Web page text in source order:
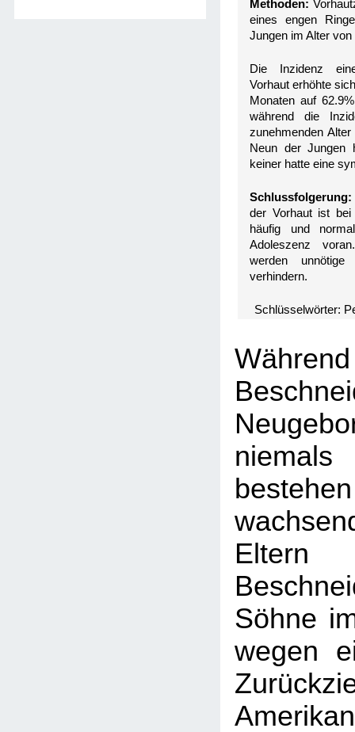
Methoden:
eines engen
Jungen im Alter
Die Inzidenz
Vorhaut erhöhte
Monaten auf
während die
zunehmenden
Neun der Jungen
keiner hatte eine
Schlussfolgerung:
der Vorhaut ist bei
häufig und
Adoleszenz
werden unnötige
verhindern.
Schlüsselwörter:
Söhne
wegen